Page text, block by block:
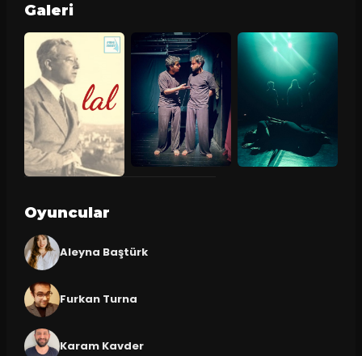
Galeri
Oyuncular
Aleyna Baştürk
Furkan Turna
Karam Kavder